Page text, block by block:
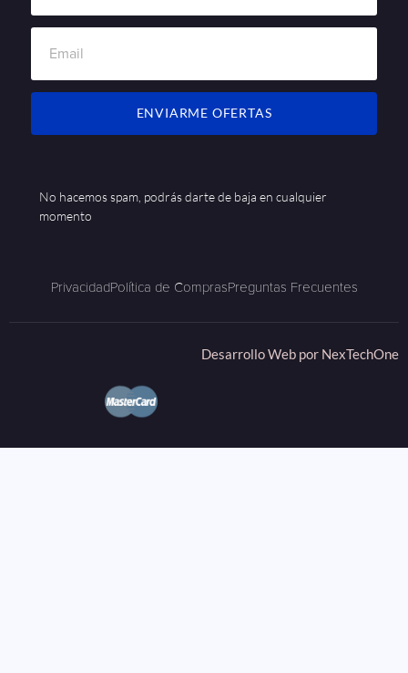
ENVIARME OFERTAS
No hacemos spam, podrás darte de baja en cualquier
momento
PrivacidadPolítica de ComprasPreguntas Frecuentes
Desarrollo Web por NexTechOne